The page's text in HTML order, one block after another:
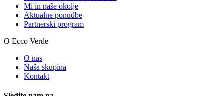
Mi in naše okolje
Aktualne ponudbe
Partnerski program
O Ecco Verde
O nas
Naša skupina
Kontakt